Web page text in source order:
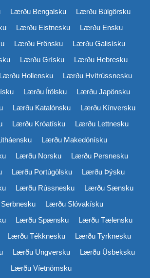
Lærðu Bengalsku
Lærðu Búlgörsku
Lærðu Eistnesku
Lærðu Ensku
Lærðu Frönsku
Lærðu Galisísku
Lærðu Grísku
Lærðu Hebresku
Lærðu Hollensku
Lærðu Hvítrússnesku
Lærðu Ítölsku
Lærðu Japönsku
Lærðu Katalónsku
Lærðu Kínversku
Lærðu Króatísku
Lærðu Lettnesku
Lærðu Makedónísku
Lærðu Norsku
Lærðu Persnesku
Lærðu Portúgölsku
Lærðu Þýsku
Lærðu Rússnesku
Lærðu Sænsku
Lærðu Slóvakísku
Lærðu Spænsku
Lærðu Tælensku
Lærðu Tékknesku
Lærðu Tyrknesku
Lærðu Ungversku
Lærðu Úsbeksku
Lærðu Víetnömsku